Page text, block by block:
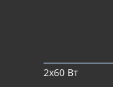
2х60 Вт